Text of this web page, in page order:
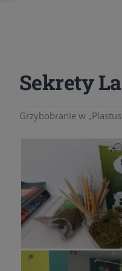
Sekrety
Grzybobranie w